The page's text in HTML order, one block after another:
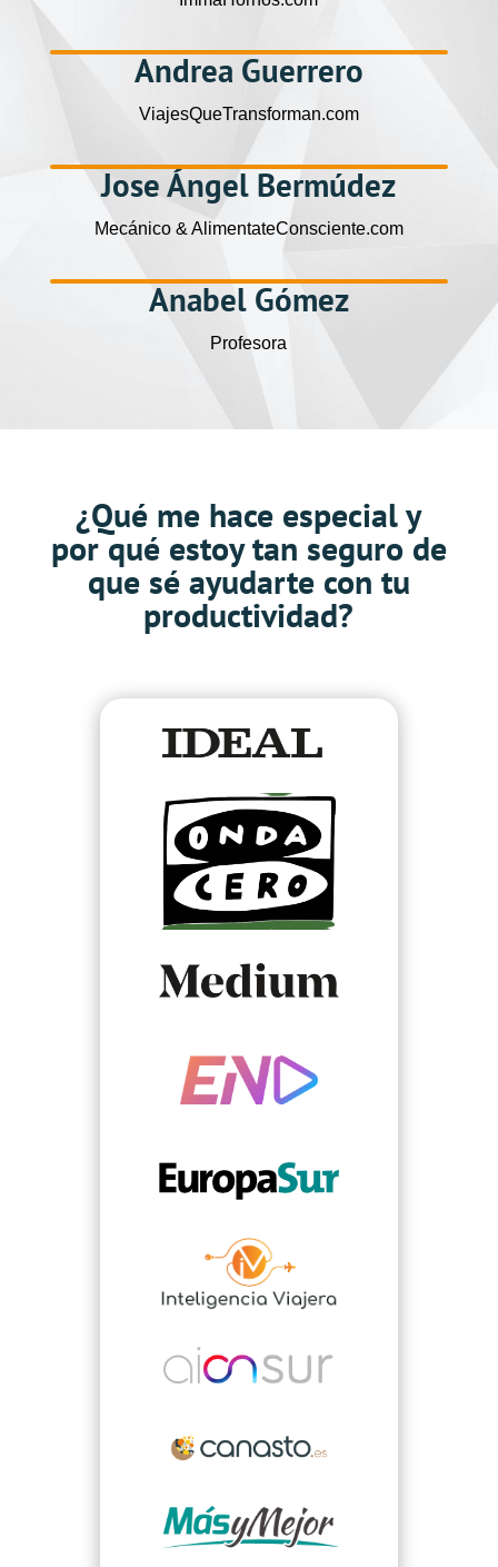
Andrea Guerrero
ViajesQueTransforman.com
Jose Ángel Bermúdez
Mecánico & AlimentateConsciente.com
Anabel Gómez
Profesora
¿Qué me hace especial y
por qué estoy tan seguro de
que sé ayudarte con tu
productividad?